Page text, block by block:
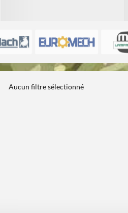
Aucun filtre sélectionné